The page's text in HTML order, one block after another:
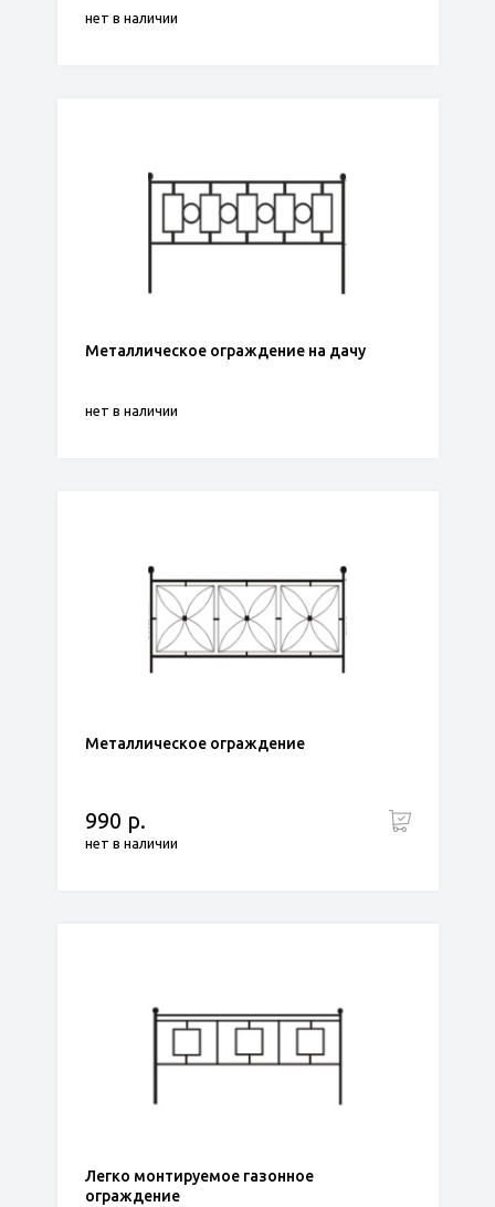
нет в наличии
Металлическое ограждение на дачу
нет в наличии
Металлическое ограждение
990 р.
нет в наличии
Легко монтируемое газонное
ограждение